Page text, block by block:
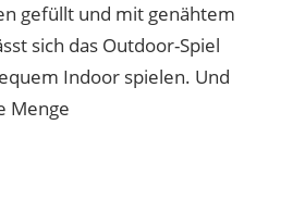
gefüllt und mit genähtem
sich das Outdoor-Spiel
Indoor spielen. Und
Menge